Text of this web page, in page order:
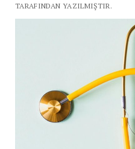
TARAFINDAN YAZILMIŞTIR.